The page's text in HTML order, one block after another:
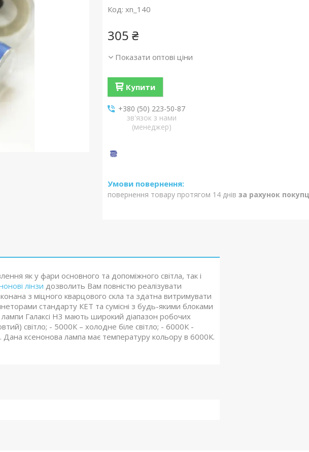
Код: xn_140
305 ₴
Показати оптові ціни
Купити
+380 (50) 223-50-87
зв'язок з нами
(менеджер)
повернення товару протягом 14 днів за рахунок
як у фари основного та допоміжного світла, так і
лінзи дозволить Вам повністю реалізувати
з міцного кварцового скла та здатна витримувати
стандарту КЕТ та сумісні з будь-якими блоками
Галаксі H3 мають широкий діапазон робочих
світло; - 5000К – холодне біле світло; - 6000К -
Дана ксенонова лампа має температуру кольору в 6000К.